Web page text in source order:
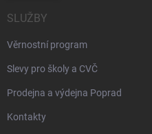
SLUŽBY
Věrnostní program
Slevy pro školy a CVČ
Prodejna a výdejna Poprad
Kontakty